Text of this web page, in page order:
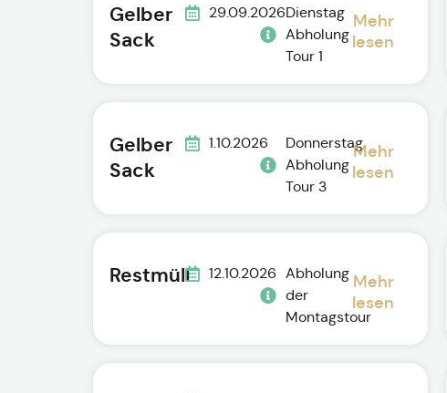
Gelber
Sack
29.09.2026Dienstag
Abholung
Tour 1
Mehr
lesen
Gelber
Sack
1.10.2026
Donnerstag
Abholung
Tour 3
Mehr
lesen
Restmüll 12.10.2026 Abholung
der
Montagstour
Mehr
lesen